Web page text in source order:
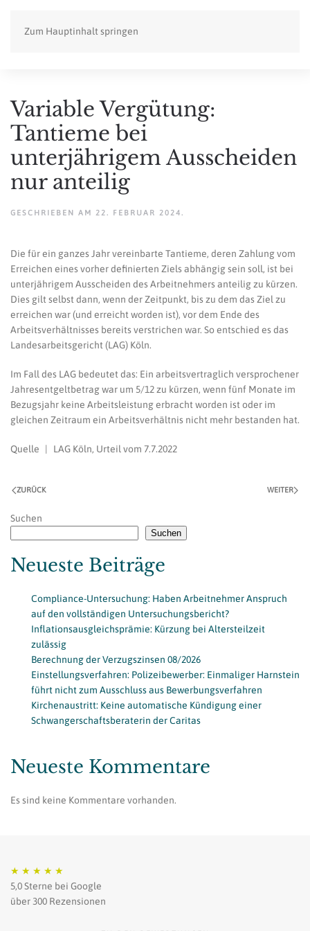
Zum Hauptinhalt springen
Variable Vergütung:
Tantieme bei
unterjährigem Ausscheiden
nur anteilig
GESCHRIEBEN AM 22. FEBRUAR 2024 .
Die für ein ganzes Jahr vereinbarte Tantieme, deren Zahlung vom
Erreichen eines vorher definierten Ziels abhängig sein soll, ist bei
unterjährigem Ausscheiden des Arbeitnehmers anteilig zu kürzen.
Dies gilt selbst dann, wenn der Zeitpunkt, bis zu dem das Ziel zu
erreichen war (und erreicht worden ist), vor dem Ende des
Arbeitsverhältnisses bereits verstrichen war. So entschied es das
Landesarbeitsgericht (LAG) Köln.
Im Fall des LAG bedeutet das: Ein arbeitsvertraglich versprochener
Jahresentgeltbetrag war um 5/12 zu kürzen, wenn fünf Monate im
Bezugsjahr keine Arbeitsleistung erbracht worden ist oder im
gleichen Zeitraum ein Arbeitsverhältnis nicht mehr bestanden hat.
Quelle | LAG Köln, Urteil vom 7.7.2022
ZURÜCK WEITER
Suchen
Suchen
Neueste Beiträge
Compliance-Untersuchung: Haben Arbeitnehmer Anspruch
auf den vollständigen Untersuchungsbericht?
Inflationsausgleichsprämie: Kürzung bei Altersteilzeit
zulässig
Berechnung der Verzugszinsen 08/2026
Einstellungsverfahren: Polizeibewerber: Einmaliger Harnstein
führt nicht zum Ausschluss aus Bewerbungsverfahren
Kirchenaustritt: Keine automatische Kündigung einer
Schwangerschaftsberaterin der Caritas
Neueste Kommentare
Es sind keine Kommentare vorhanden.
★ ★ ★ ★ ★
5,0 Sterne bei Google
über 300 Rezensionen